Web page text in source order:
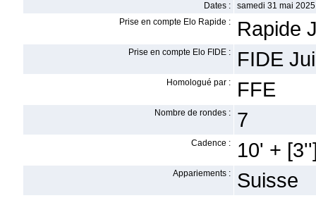
Dates :
samedi 31 mai
Prise en compte Elo Rapide :
Rapide
Prise en compte Elo FIDE : FIDE
Homologué par : FFE
Nombre de rondes : 7
Cadence : 10' +
Appariements : Suisse